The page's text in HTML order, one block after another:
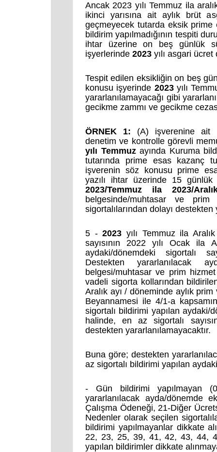
Ancak 2023 yılı Temmuz ila
ikinci yarısına ait aylık brüt
geçmeyecek tutarda eksik prime
bildirim yapılmadığının tespiti
ihtar üzerine on beş günlük
işyerlerinde 2023 yılı asgari
Tespit edilen eksikliğin on beş
konusu işyerinde 2023yılı
yararlanılamayacağı gibi
gecikme zammı ve gecikme
ÖRNEK 1: (A) işverenine ait
denetim ve kontrolle görevli
yılı Temmuzayında Kuruma
tutarında prime esas kazanç
işverenin söz konusu prime
yazılı ihtar üzerinde 15 günlük
2023/Temmuz ila 2023/
belgesinde/muhtasar ve
sigortalılarından dolayı
5 -2023 yılı Temmuz ila
sayısının 2022 yılı Ocak ila
aydaki/dönemdeki sigortalı
Destekten yararlanılacak
belgesi/muhtasar ve prim
vadeli sigorta kollarından
Aralık ayı / döneminde aylık
Beyannamesi ile 4/1-a
sigortalı bildirimi yapılan aydaki/
halinde, en az sigortalı
destekten yararlanılamayacaktır.
Buna göre; destekten
az sigortalı bildirimi yapılan
- Gün bildirimi yapılmayan
yararlanılacak ayda/dönemde
Çalışma Ödeneği, 21-Diğer
Nedenler olarak seçilen
bildirimi yapılmayanlar dikkate
22, 23, 25, 39, 41, 42, 43, 44,
yapılan bildirimler dikkate